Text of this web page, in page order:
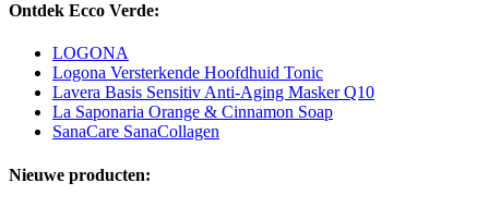
Ontdek Ecco Verde:
LOGONA
Logona Versterkende Hoofdhuid Tonic
Lavera Basis Sensitiv Anti-Aging Masker Q10
La Saponaria Orange & Cinnamon Soap
SanaCare SanaCollagen
Nieuwe producten: